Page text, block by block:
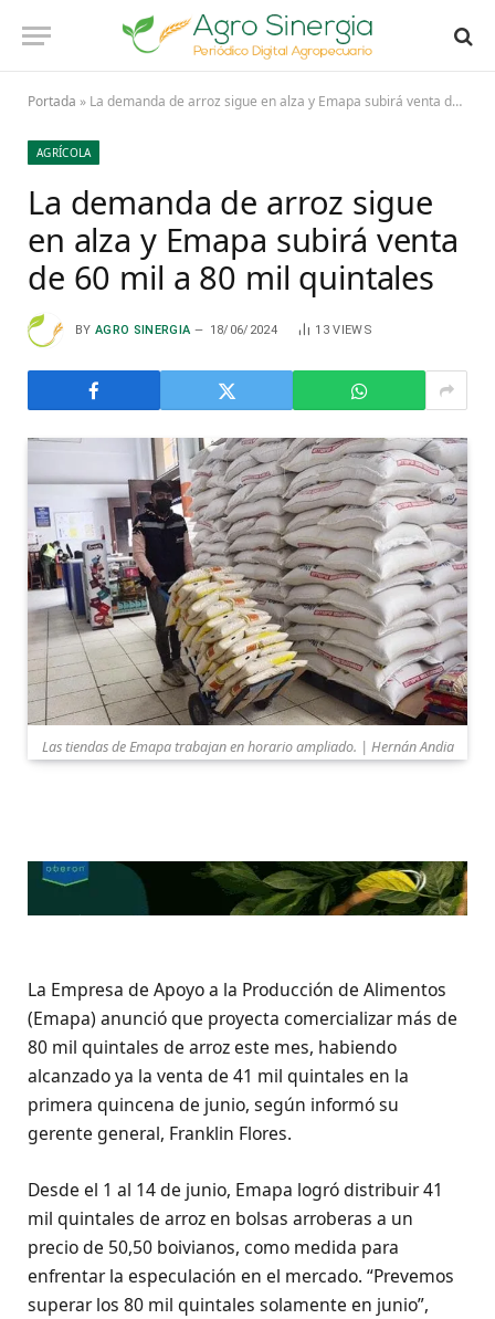
Portada » La demanda de arroz sigue en alza y Emapa subirá venta de 60 mil a 80 mil quintales
AGRÍCOLA
La demanda de arroz sigue
en alza y Emapa subirá venta
de 60 mil a 80 mil quintales
BY AGRO SINERGIA 18/06/2024 13VIEWS
Las tiendas de Emapa trabajan en horario ampliado. | Hernán Andia
La Empresa de Apoyo a la Producción de Alimentos
(Emapa) anunció que proyecta comercializar más de
80 mil quintales de arroz este mes, habiendo
alcanzado ya la venta de 41 mil quintales en la
primera quincena de junio, según informó su
gerente general, Franklin Flores.
Desde el 1 al 14 de junio, Emapa logró distribuir 41
mil quintales de arroz en bolsas arroberas a un
precio de 50,50 boivianos, como medida para
enfrentar la especulación en el mercado. “Prevemos
superar los 80 mil quintales solamente en junio”,